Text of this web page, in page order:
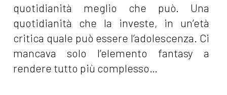
quotidianità meglio che può. Una
quotidianità che la investe, in un’età
critica quale può essere l’adolescenza. Ci
mancava solo l’elemento fantasy a
rendere tutto più complesso…